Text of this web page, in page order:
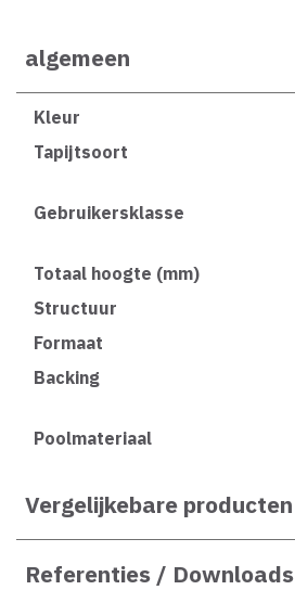
algemeen
Kleur
Tapijtsoort
Gebruikersklasse
Totaal hoogte (mm)
Structuur
Formaat
Backing
Poolmateriaal
Vergelijkebare producten
Referenties / Downloads